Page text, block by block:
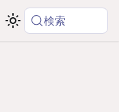
検索